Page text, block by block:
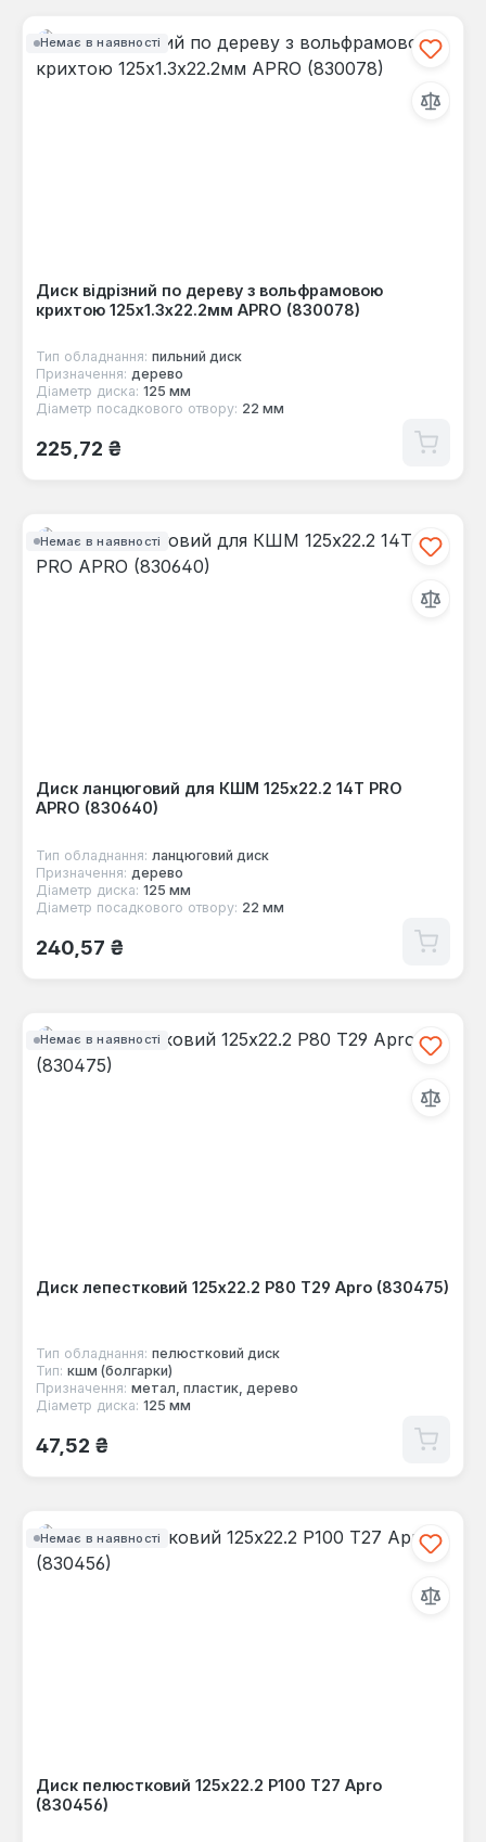
Немає в наявності
Диск відрізний по дереву з вольфрамовою
крихтою 125х1.3х22.2мм APRO (830078)
Тип обладнання: пильний диск
Призначення: дерево
Діаметр диска: 125 мм
Діаметр посадкового отвору: 22 мм
Звичайна ціна:
225,72 ₴
Немає в наявності
Диск ланцюговий для КШМ 125х22.2 14Т PRO
APRO (830640)
Тип обладнання: ланцюговий диск
Призначення: дерево
Діаметр диска: 125 мм
Діаметр посадкового отвору: 22 мм
Звичайна ціна:
240,57 ₴
Немає в наявності
Диск лепестковий 125x22.2 Р80 Т29 Apro (830475)
Тип обладнання: пелюстковий диск
Тип: кшм (болгарки)
Призначення: метал, пластик, дерево
Діаметр диска: 125 мм
Звичайна ціна:
47,52 ₴
Немає в наявності
Диск пелюстковий 125x22.2 Р100 Т27 Apro
(830456)